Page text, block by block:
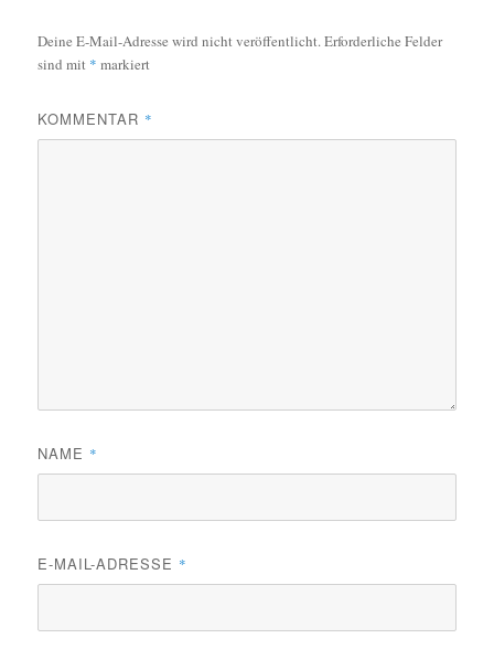
Deine E-Mail-Adresse wird nicht veröffentlicht.Erforderliche Felder
sind mit * markiert
KOMMENTAR *
NAME *
E-MAIL-ADRESSE *